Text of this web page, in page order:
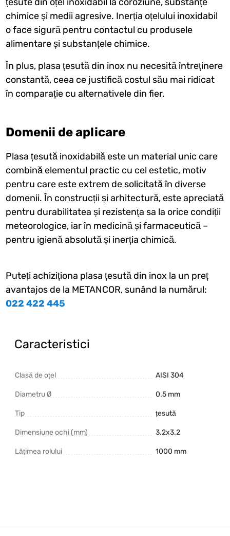
chimice și medii agresive. Inerția oțelului inoxidabil
o face sigură pentru contactul cu produsele
alimentare și substanțele chimice.
În plus, plasa țesută din inox nu necesită întreținere
constantă, ceea ce justifică costul său mai ridicat
în comparație cu alternativele din fier.
Domenii de aplicare
Plasa țesută inoxidabilă este un material unic care
combină elementul practic cu cel estetic, motiv
pentru care este extrem de solicitată în diverse
domenii. În construcții și arhitectură, este apreciată
pentru durabilitatea și rezistența sa la orice condiții
meteorologice, iar în medicină și farmaceutică –
pentru igienă absolută și inerția chimică.
Puteți achiziționa plasa țesută din inox la un preț
avantajos de la METANCOR, sunând la numărul:
022 422 445
Caracteristici
Clasă de oțel AISI 304
Diametru Ø 0.5 mm
Tip țesută
Dimensiune ochi (mm) 3.2x3.2
Lățimea rolului 1000 mm